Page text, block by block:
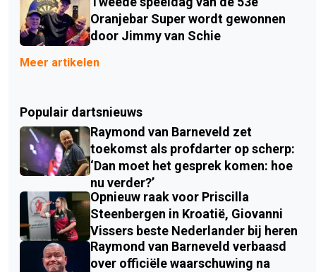
Oranjebar Super wordt gewonnen
door Jimmy van Schie
Meer artikelen
Populair dartsnieuws
Raymond van Barneveld zet
toekomst als profdarter op scherp:
‘Dan moet het gesprek komen: hoe
nu verder?’
Opnieuw raak voor Priscilla
Steenbergen in Kroatië, Giovanni
Vissers beste Nederlander bij heren
Raymond van Barneveld verbaasd
over officiële waarschuwing na